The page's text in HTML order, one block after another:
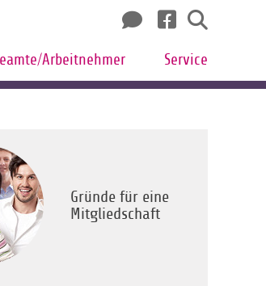
Arbeitnehmer Service
Gründe für eine
Mitgliedschaft